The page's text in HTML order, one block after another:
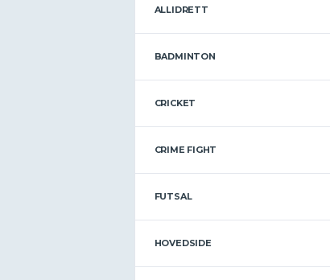
ALLIDRETT
BADMINTON
CRICKET
CRIME FIGHT
FUTSAL
HOVEDSIDE